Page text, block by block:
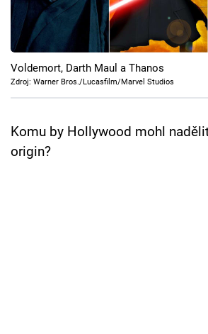
Cool Esport
Pořady
TV Program
Přihlášení
Voldemort, Darth Maul a Thanos
Zdroj: Warner Bros./Lucasfilm/Marvel Studios
Komu by Hollywood mohl
origin?